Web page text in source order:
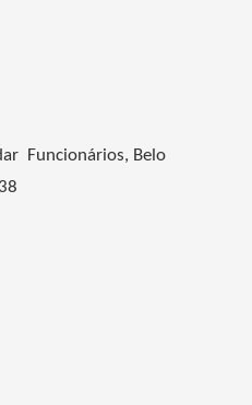
Funcionários, Belo